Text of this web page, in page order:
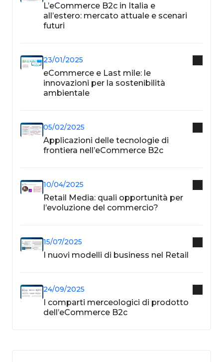
L’eCommerce B2c in Italia e
all’estero: mercato attuale e scenari
futuri
23/01/2025
eCommerce e Last mile: le
innovazioni per la sostenibilità
ambientale
05/02/2025
Applicazioni delle tecnologie di
frontiera nell’eCommerce B2c
10/04/2025
Retail Media: quali opportunità per
l’evoluzione del commercio?
15/07/2025
I nuovi modelli di business nel Retail
24/09/2025
I comparti merceologici di prodotto
dell’eCommerce B2c